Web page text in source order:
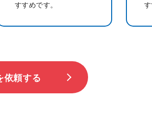
すすめです。
依頼する